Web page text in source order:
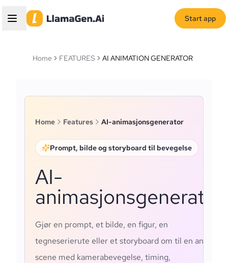
Start app
Home FEATURES AI ANIMATION GENERATOR
Home Features AI-animasjonsgenerator
Prompt, bilde og storyboard til bevegelse
AI-
animasjonsgenerator
Gjør en prompt, et bilde, en figur, en
tegneserierute eller et storyboard om til en animert
scene med kamerabevegelse, timing,